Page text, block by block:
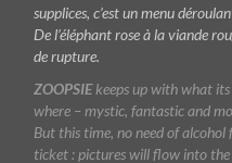
supplices, c’est un menu
De l’éléphant rose à la viande
de rupture.
ZOOPSIEkeeps up with what
where – mystic, fantastic and
But this time, no need of
ticket : pictures will flow into